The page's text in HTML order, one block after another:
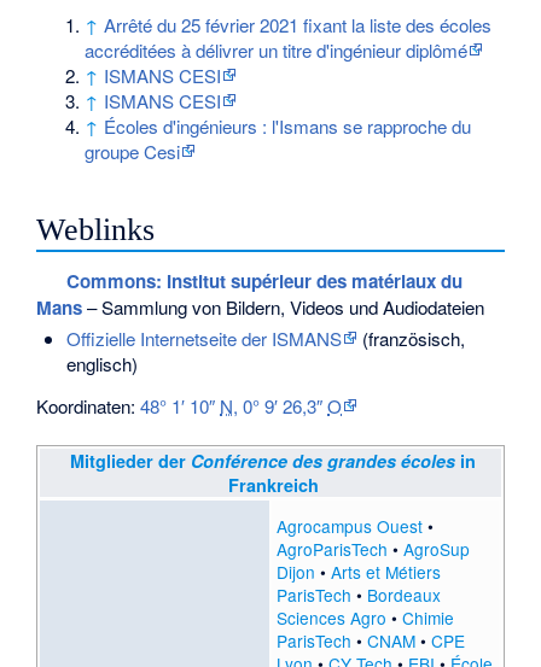
↑ Arrêté du 25 février 2021 fixant la liste des écoles
accréditées à délivrer un titre d'ingénieur diplômé
↑ ISMANS CESI
↑ ISMANS CESI
↑ Écoles d'ingénieurs : l'Ismans se rapproche du
groupe Cesi
Weblinks
Commons: Institut supérieur des matériaux du
Mans– Sammlung von Bildern, Videos und Audiodateien
Offizielle Internetseite der ISMANS
(französisch,
englisch)
Koordinaten:48° 1′ 10″ N,0° 9′ 26,3″O
Mitglieder der Conférence des grandes écoles in
Frankreich
Agrocampus Ouest•
AgroParisTech • AgroSup
Dijon • Arts et Métiers
ParisTech • Bordeaux
Sciences Agro • Chimie
ParisTech • CNAM• CPE